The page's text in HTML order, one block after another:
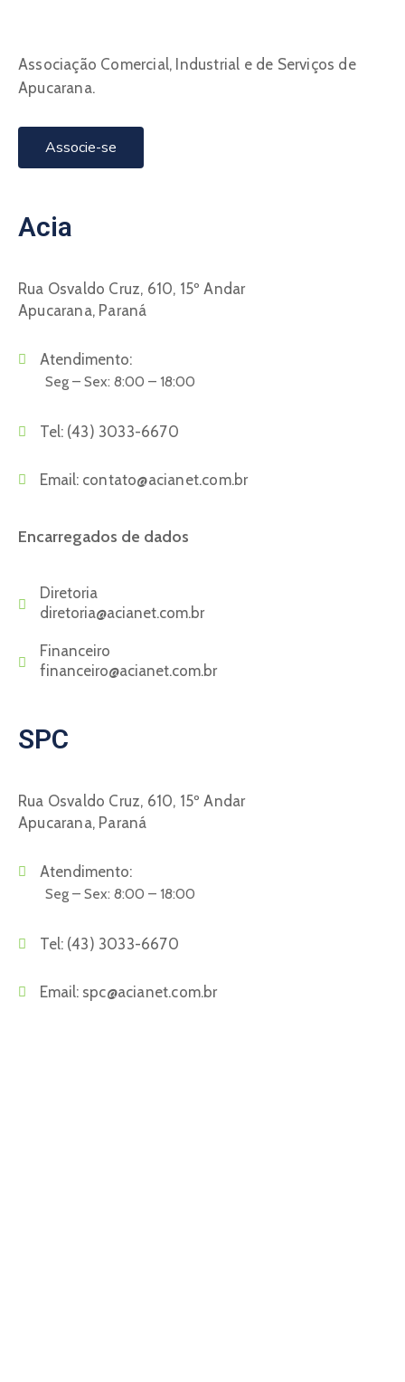
Associação Comercial, Industrial e de Serviços de
Apucarana.
Associe-se
Acia
Rua Osvaldo Cruz, 610, 15º Andar
Apucarana, Paraná
Atendimento:
Seg – Sex: 8:00 – 18:00
Tel: (43) 3033-6670
Email: contato@acianet.com.br
Encarregados de dados
Diretoria
diretoria@acianet.com.br
Financeiro
financeiro@acianet.com.br
SPC
Rua Osvaldo Cruz, 610, 15º Andar
Apucarana, Paraná
Atendimento:
Seg – Sex: 8:00 – 18:00
Tel: (43) 3033-6670
Email: spc@acianet.com.br